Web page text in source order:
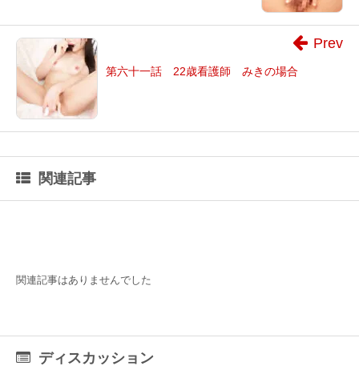
第六十一話 22歳看護師 みきの場合
Prev
関連記事
関連記事はありませんでした
ディスカッション